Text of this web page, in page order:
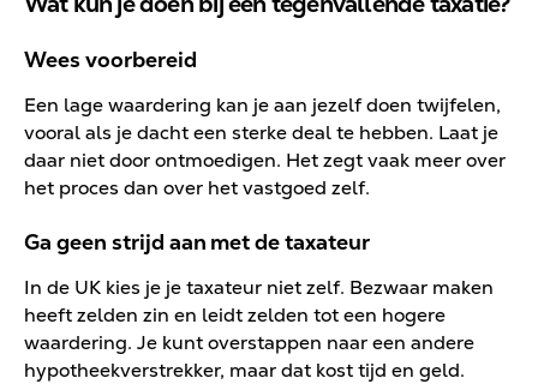
Wees voorbereid
Een lage waardering kan je aan jezelf doen twijfelen,
vooral als je dacht een sterke deal te hebben. Laat je
daar niet door ontmoedigen. Het zegt vaak meer over
het proces dan over het vastgoed zelf.
Ga geen strijd aan met de taxateur
In de UK kies je je taxateur niet zelf. Bezwaar maken
heeft zelden zin en leidt zelden tot een hogere
waardering. Je kunt overstappen naar een andere
hypotheekverstrekker, maar dat kost tijd en geld.